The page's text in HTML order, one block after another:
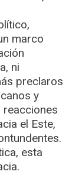
marco
ni
preclaros
y
reacciones
el Este,
esta